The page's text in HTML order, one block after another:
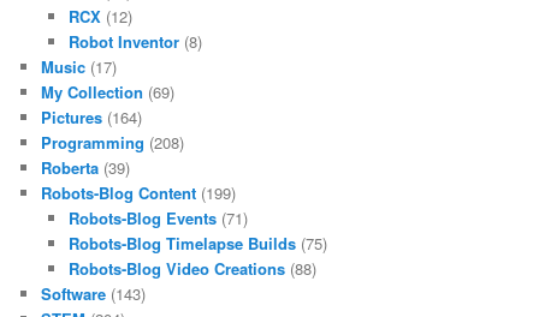
RCX(12)
Robot Inventor(8)
Music (17)
My Collection (69)
Pictures (164)
Programming (208)
Roberta (39)
Robots-Blog Content (199)
Robots-Blog Events(71)
Robots-Blog Timelapse Builds(75)
Robots-Blog Video Creations(88)
Software (143)